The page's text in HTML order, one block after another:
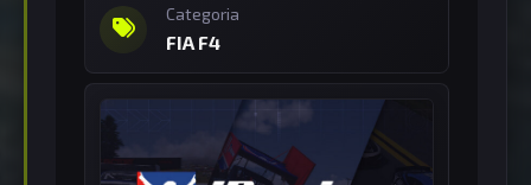
Categoria
FIA F4